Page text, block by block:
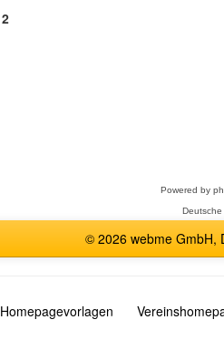
2
Powered by
© 2026 webme GmbH,
Homepagevorlagen